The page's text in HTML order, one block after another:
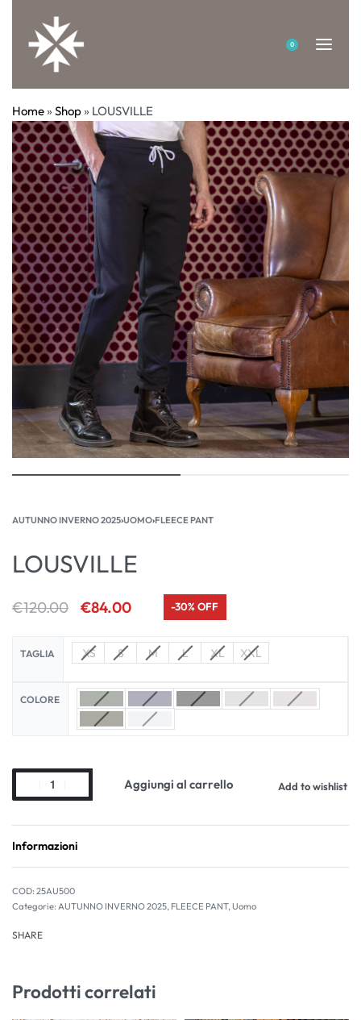
0
Home»Shop» LOUSVILLE
AUTUNNO INVERNO 2025›UOMO›FLEECE PANT
LOUSVILLE
€120.00 €84.00 -30% OFF
TAGLIA XS S M L XL XXL
COLORE
Aggiungi al carrello Add to wishlist
Informazioni
25AU500
Categorie: AUTUNNO INVERNO 2025, FLEECE PANT,Uomo
SHARE
Prodotti correlati